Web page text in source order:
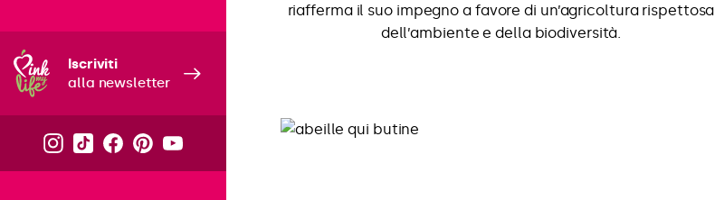
Iscriviti
alla newsletter
riafferma il suo impegno a favore di un’agricoltura rispettosa
dell’ambiente e della biodiversità.